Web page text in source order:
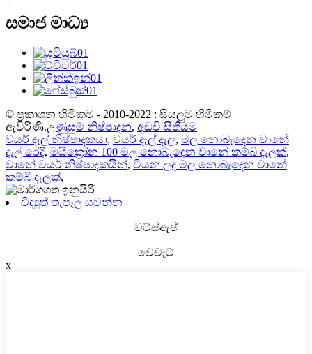
සමාජ මාධ්‍ය
© ප්‍රකාශන හිමිකම - 2010-2022 : සියලුම හිමිකම්
ඇවිරිණි.උණුසුම් නිෂ්පාදන, අඩවි සිතියම
වයර් දැල් නිෂ්පාදකයා, වයර් දැල් දැල, මල නොබැඳෙන වානේ
දැල් රෙදි, මයික්‍රෝන 100 මල නොබැඳෙන වානේ කම්බි දැලක්,
වානේ වයර් නිෂ්පාදකයින්, වියන ලද මල නොබැඳෙන වානේ
කම්බි දැලක්,
විද්‍යුත් තැපෑල යවන්න
වට්ස්ඇප්
වෙචැට්
x